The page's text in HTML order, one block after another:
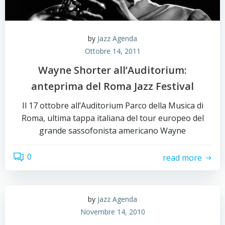
by Jazz Agenda
Ottobre 14, 2011
Wayne Shorter all’Auditorium:
anteprima del Roma Jazz Festival
Il 17 ottobre all’Auditorium Parco della Musica di
Roma, ultima tappa italiana del tour europeo del
grande sassofonista americano Wayne
0 read more
by Jazz Agenda
Novembre 14, 2010